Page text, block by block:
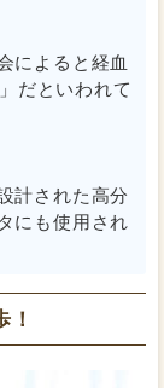
によると経血
だといわれて
計された高分
にも使用され